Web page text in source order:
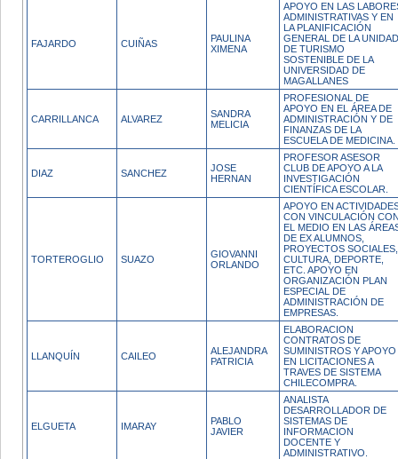
FAJARDO CUIÑAS
PAULINA
XIMENA
APOYO EN LAS
ADMINISTRATIVAS Y EN
LA PLANIFICACIÓN
GENERAL DE LA UNIDAD
DE TURISMO
SOSTENIBLE DE LA
UNIVERSIDAD DE
MAGALLANES
CARRILLANCA ALVAREZ
SANDRA
MELICIA
PROFESIONAL DE
APOYO EN EL ÁREA DE
ADMINISTRACIÓN Y DE
FINANZAS DE LA
ESCUELA DE MEDICINA.
DIAZ SANCHEZ
JOSE
HERNAN
PROFESOR ASESOR
CLUB DE APOYO A LA
INVESTIGACIÓN
CIENTÍFICA ESCOLAR.
TORTEROGLIO SUAZO
GIOVANNI
ORLANDO
APOYO EN
CON VINCULACIÓN
EL MEDIO EN LAS
DE EX ALUMNOS,
PROYECTOS SOCIALES,
CULTURA, DEPORTE,
ETC. APOYO EN
ORGANIZACIÓN PLAN
ESPECIAL DE
ADMINISTRACIÓN DE
EMPRESAS.
LLANQUÍN CAILEO
ALEJANDRA
PATRICIA
ELABORACION
CONTRATOS DE
SUMINISTROS Y APOYO
EN LICITACIONES A
TRAVES DE SISTEMA
CHILECOMPRA.
ELGUETA IMARAY
PABLO
JAVIER
ANALISTA
DESARROLLADOR DE
SISTEMAS DE
INFORMACION
DOCENTE Y
ADMINISTRATIVO.